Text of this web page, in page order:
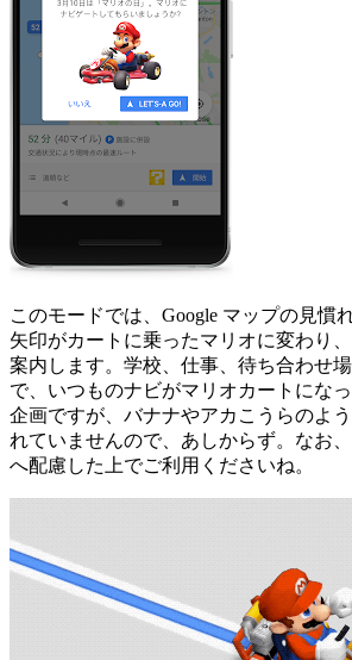
このモードでは、Google マップの見慣
矢印がカートに乗ったマリオに変わり
案内します。学校、仕事、待ち合わせ
で、いつものナビがマリオカートにな
企画ですが、バナナやアカこうらのよ
れていませんので、あしからず。なお
へ配慮した上でご利用くださいね。